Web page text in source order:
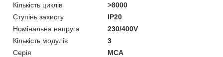
Кількість циклів
>8000
Ступінь захисту
IP20
Номінальна напруга
230/400V
Кількість модулів
3
Серія
MCA